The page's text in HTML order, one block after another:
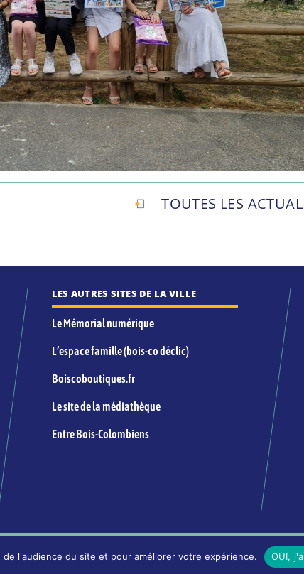
TOUTES LES
LES AUTRES SITES DE LA VILLE
Le Mémorial numérique
L’espace famille (bois-co déclic)
Boiscoboutiques.fr
Le site de la médiathèque
Entre Bois-Colombiens
INFORMATIONS LÉGALES ET ÉDITORIALES
l'audience du site et pour améliorer votre expérience. OUI,